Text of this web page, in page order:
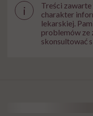
i
Treści zawarte
charakter
lekarskiej.
problemów ze
skonsultować